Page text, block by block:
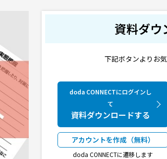
資料ダウ
下記ボタンよりお
doda CONNECTにログインし
て
資料ダウンロードする
アカウントを作成（無料）
doda CONNECTに遷移します